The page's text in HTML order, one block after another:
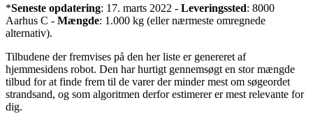
*Seneste opdatering: 17. marts 2022 - Leveringssted: 8000
Aarhus C - Mængde: 1.000 kg (eller nærmeste omregnede
alternativ).
Tilbudene der fremvises på den her liste er genereret af
hjemmesidens robot. Den har hurtigt gennemsøgt en stor mængde
tilbud for at finde frem til de varer der minder mest om søgeordet
strandsand, og som algoritmen derfor estimerer er mest relevante for
dig.